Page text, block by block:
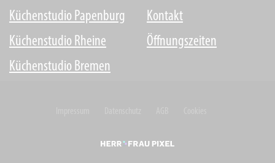
Küchenstudio Papenburg
Küchenstudio Rheine
Küchenstudio Bremen
Kontakt
Öffnungszeiten